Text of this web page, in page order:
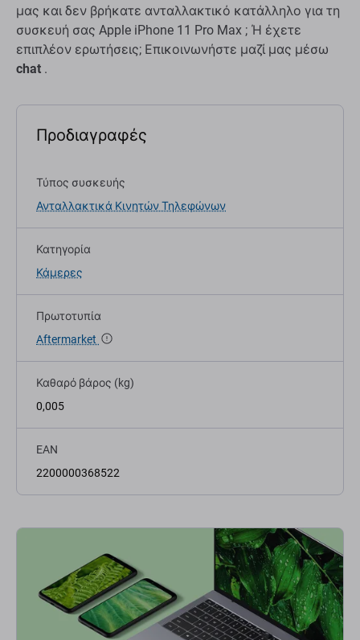
μας και δεν βρήκατε ανταλλακτικό κατάλληλο για τη
συσκευή σας Apple iPhone 11 Pro Max ; Ή έχετε
επιπλέον ερωτήσεις; Επικοινωνήστε μαζί μας μέσω
chat .
Προδιαγραφές
Τύπος συσκευής
Ανταλλακτικά Κινητών Τηλεφώνων
Κατηγορία
Κάμερες
Πρωτοτυπία
Aftermarket
Καθαρό βάρος (kg)
0,005
EAN
2200000368522